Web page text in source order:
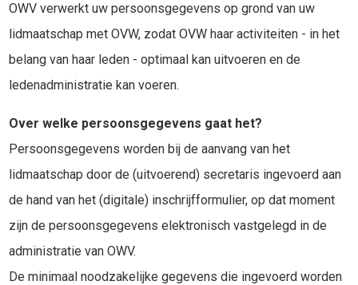
OWV verwerkt uw persoonsgegevens op grond van uw
lidmaatschap met OVW, zodat OVW haar activiteiten - in het
belang van haar leden - optimaal kan uitvoeren en de
ledenadministratie kan voeren.
Over welke persoonsgegevens gaat het?
Persoonsgegevens worden bij de aanvang van het
lidmaatschap door de (uitvoerend) secretaris ingevoerd aan
de hand van het (digitale) inschrijfformulier, op dat moment
zijn de persoonsgegevens elektronisch vastgelegd in de
administratie van OWV.
De minimaal noodzakelijke gegevens die ingevoerd worden